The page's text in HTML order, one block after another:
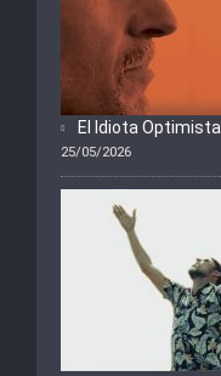
El Idiota Optimista
25/05/2026